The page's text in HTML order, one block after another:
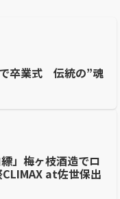
卒業式 伝統の”魂
」梅ヶ枝酒造でロ
at佐世保出